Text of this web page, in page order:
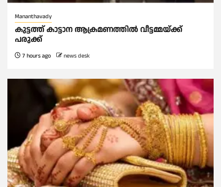
Mananthavady
കുട്ടത്ത് കാട്ടാന ആക്രമണത്തിൽ വീട്ടമ്മയ്ക്ക്
പരുക്ക്
7 hours ago news desk